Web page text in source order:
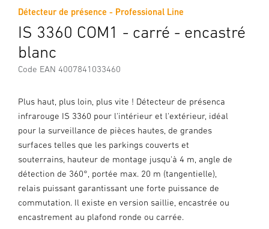
Détecteur de présence - Professional Line
IS 3360 COM1 - carré - encastré
blanc
Code EAN 4007841033460
Plus haut, plus loin, plus vite ! Détecteur de présenca
infrarouge IS 3360 pour l'intérieur et l'extérieur, idéal
pour la surveillance de pièces hautes, de grandes
surfaces telles que les parkings couverts et
souterrains, hauteur de montage jusqu'à 4 m, angle de
détection de 360°, portée max. 20 m (tangentielle),
relais puissant garantissant une forte puissance de
commutation. Il existe en version saillie, encastrée ou
encastrement au plafond ronde ou carrée.